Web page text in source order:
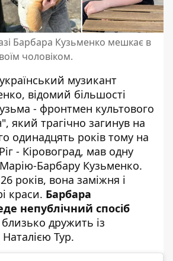
Барбара Кузьменко мешкає в
чоловіком.
музикант
, відомий більшості
- фронтмен культового
який трагічно загинув на
одинадцять років тому на
- Кіровоград, мав одну
Барбару Кузьменко.
років, вона заміжня і
краси. Барбара
непублічний спосіб
дружить із
Тур.